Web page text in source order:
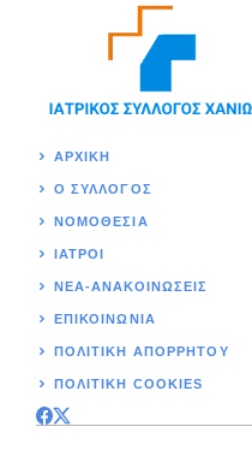
ΑΡΧΙΚΉ
Ο ΣΥΛΛΟΓΟΣ
ΝΟΜΟΘΕΣΊΑ
ΙΑΤΡΟΙ
ΝΕΑ-ΑΝΑΚΟΙΝΩΣΕΙΣ
ΕΠΙΚΟΙΝΩΝΊΑ
ΠΟΛΙΤΙΚΉ ΑΠΟΡΡΗΤΟΥ
ΠΟΛΙΤΙΚΗ COOKIES